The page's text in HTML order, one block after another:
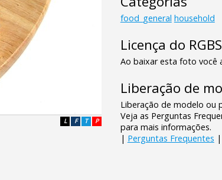
P
T
F
L
food_general household
Licença do
Ao baixar esta foto você
Liberação de
Liberação de modelo ou
Veja as Perguntas
para mais informações.
| Perguntas Frequentes |